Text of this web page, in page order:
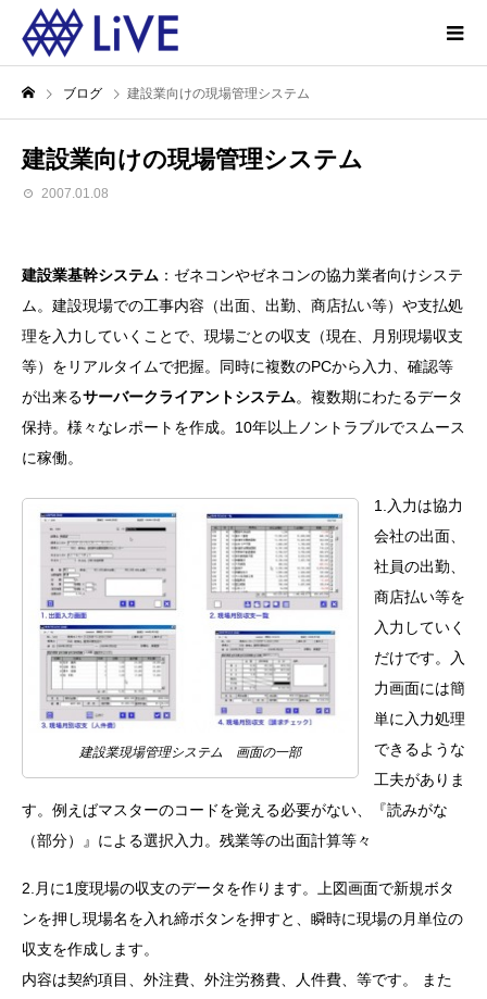
ブログ 建設業向けの現場管理システム
建設業向けの現場管理システム
2007.01.08
建設業基幹システム ：ゼネコンやゼネコンの協力業者向けシステ
ム。建設現場での工事内容（出面、出勤、商店払い等）や支払処
理を入力していくことで、現場ごとの収支（現在、月別現場収支
等）をリアルタイムで把握。同時に複数のPCから入力、確認等
が出来るサーバークライアントシステム。複数期にわたるデータ
保持。様々なレポートを作成。10年以上ノントラブルでスムース
に稼働。
建設業現場管理システム 画面の一部
1.入力は協力
会社の出面、
社員の出勤、
商店払い等を
入力していく
だけです。入
力画面には簡
単に入力処理
できるような
工夫がありま
す。例えばマスターのコードを覚える必要がない、『読みがな
（部分）』による選択入力。残業等の出面計算等々
2.月に1度現場の収支のデータを作ります。上図画面で新規ボタ
ンを押し現場名を入れ締ボタンを押すと、瞬時に現場の月単位の
収支を作成します。
内容は契約項目、外注費、外注労務費、人件費、等です。 また